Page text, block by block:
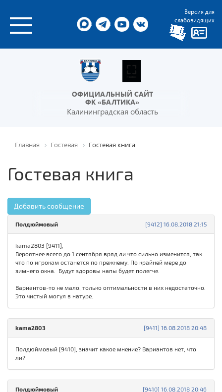
Версия для
слабовидящих
ОФИЦИАЛЬНЫЙ САЙТ
ФК «БАЛТИКА»
Калининградская область
Главная Гостевая Гостевая книга
Гостевая книга
Добавить сообщение
[9412] 16.08.2018 21:15
Полдюймовый
kama2803 [9411],
Вероятнее всего до 1 сентября вряд ли что сильно изменится, так
что по игрокам останется по прежнему. По крайней мере до
зимнего окна. Будут здоровы напы будет полегче.
Вариантов-то не мало, только оптимальности в них недостаточно.
Это чистый могул в натуре.
[9411] 16.08.2018 20:48
kama2803
Полдюймовый [9410], значит какое мнение? Вариантов нет, что
ли?
[9410] 16.08.2018 20:46
Полдюймовый